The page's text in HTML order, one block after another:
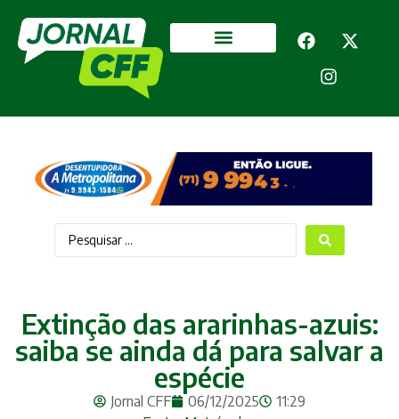
Extinção das ararinhas-azuis:
saiba se ainda dá para salvar a
espécie
Jornal CFF 06/12/2025
11:29